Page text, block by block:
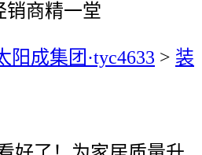
销商精一堂
阳成集团·tyc4633 > 装